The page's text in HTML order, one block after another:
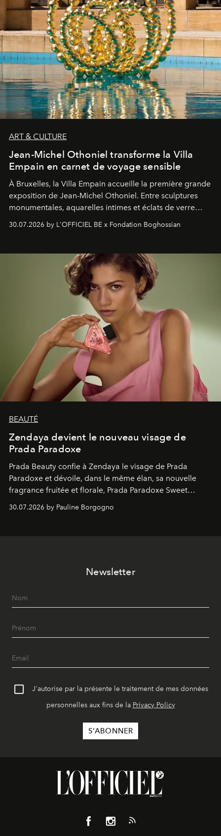
ART & CULTURE
Jean-Michel Othoniel transforme la Villa
Empain en carnet de voyage sensible
À Bruxelles, la Villa Empain accueille la première grande
exposition de Jean-Michel Othoniel. Entre sculptures
monumentales, aquarelles intimes et éclats de verre
soufflé, l’artiste français compose un itinéraire
émotionnel où chaque œuvre devient le souvenir
émerveillement.
30.07.2026 by L'OFFICIEL BE x Fondation Boghossian
BEAUTÉ
Zendaya devient le nouveau visage de
Prada Paradoxe
Prada Beauty confie à Zendaya le visage de Prada
Paradoxe et dévoile, dans le même élan, sa nouvelle
fragrance fruitée et florale, Prada Paradoxe Sweet
Chemistry Eau de Parfum.
30.07.2026 by Pauline Borgogno
Newsletter
J'autorise par la présente le traitement de mes données
personnelles aux fins de la Privacy Policy